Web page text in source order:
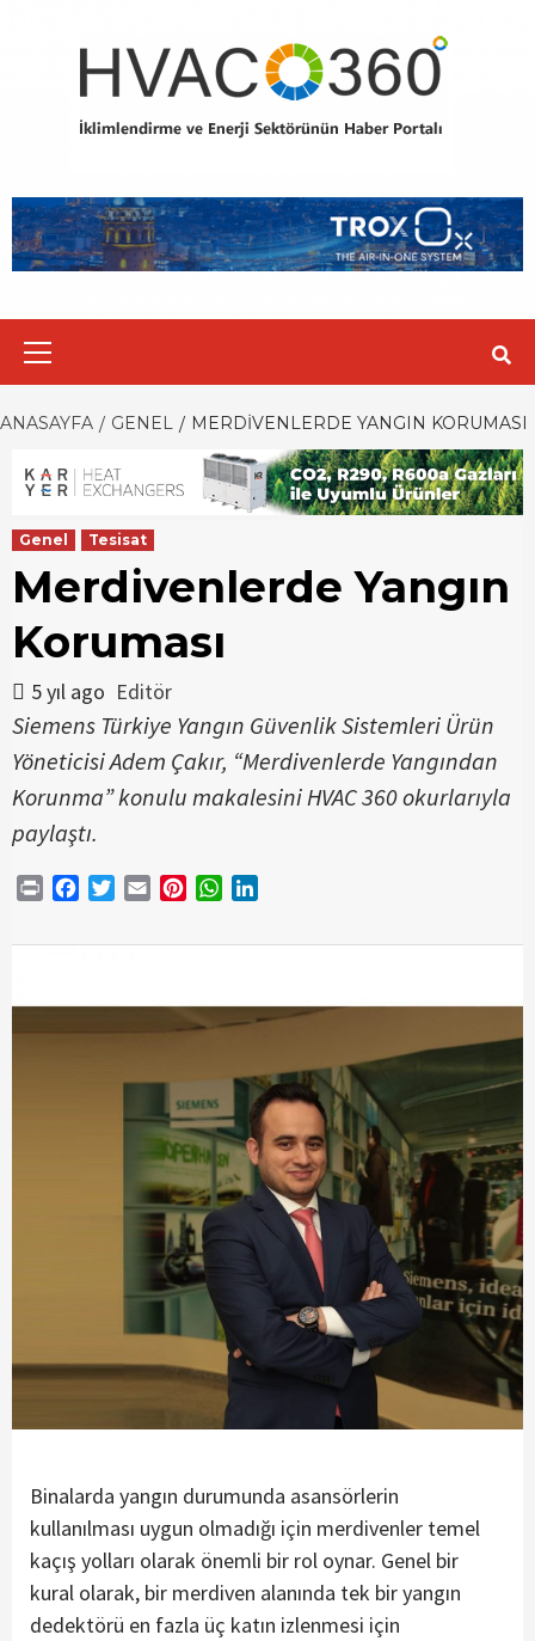
ANASAYFA GENEL MERDIVENLERDE YANGIN KORUMASI
Genel Tesisat
Merdivenlerde Yangın
Koruması
5 yıl ago Editör
Siemens Türkiye Yangın Güvenlik Sistemleri Ürün
Yöneticisi Adem Çakır, “Merdivenlerde Yangından
Korunma” konulu makalesini HVAC 360 okurlarıyla
paylaştı.
Print FacebookTwitterEmail PinterestWhatsApp
Binalarda yangın durumunda asansörlerin
kullanılması uygun olmadığı için merdivenler temel
kaçış yolları olarak önemli bir rol oynar. Genel bir
kural olarak, bir merdiven alanında tek bir yangın
dedektörü en fazla üç katın izlenmesi için